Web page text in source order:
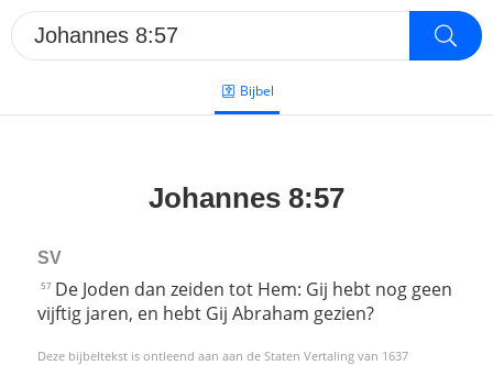
Bijbel
Johannes 8:57
SV
57 De Joden dan zeiden tot Hem: Gij hebt nog geen
vijftig jaren, en hebt Gij Abraham gezien?
Deze bijbeltekst is ontleend aan aan de Staten Vertaling van 1637